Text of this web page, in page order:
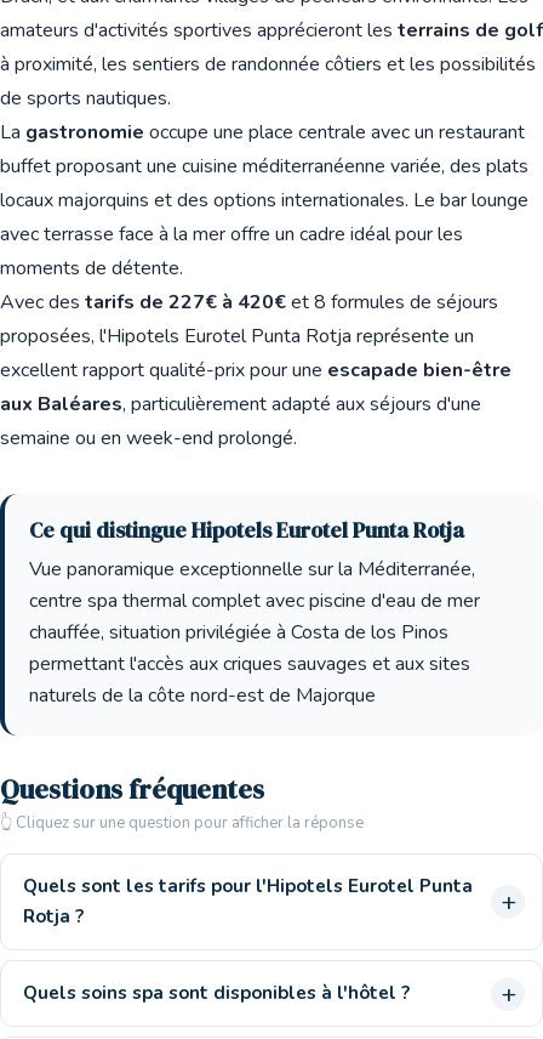
amateurs d'activités sportives apprécieront les terrains de golf
à proximité, les sentiers de randonnée côtiers et les possibilités
de sports nautiques.
La gastronomie occupe une place centrale avec un restaurant
buffet proposant une cuisine méditerranéenne variée, des plats
locaux majorquins et des options internationales. Le bar lounge
avec terrasse face à la mer offre un cadre idéal pour les
moments de détente.
Avec des tarifs de 227€ à 420€et 8 formules de séjours
proposées, l'Hipotels Eurotel Punta Rotja représente un
excellent rapport qualité-prix pour une escapade bien-être
aux Baléares, particulièrement adapté aux séjours d'une
semaine ou en week-end prolongé.
Ce qui distingue Hipotels Eurotel Punta Rotja
Vue panoramique exceptionnelle sur la Méditerranée,
centre spa thermal complet avec piscine d'eau de mer
chauffée, situation privilégiée à Costa de los Pinos
permettant l'accès aux criques sauvages et aux sites
naturels de la côte nord-est de Majorque
Questions fréquentes
👆 Cliquez sur une question pour afficher la réponse
Quels sont les tarifs pour l'Hipotels Eurotel Punta
Rotja ?
Quels soins spa sont disponibles à l'hôtel ?